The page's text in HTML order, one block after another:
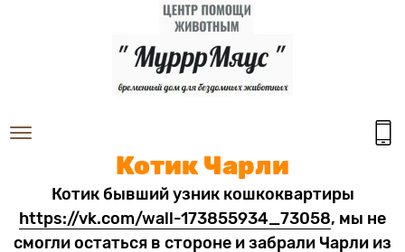
Котик Чарли
Котик бывший узник кошкоквартиры
https://vk.com/wall-173855934_73058, мы не
смогли остаться в стороне и забрали Чарли из